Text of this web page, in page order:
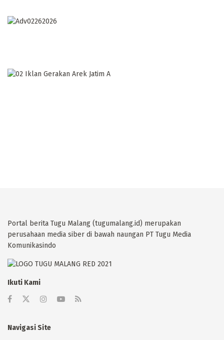
Portal berita Tugu Malang (tugumalang.id) merupakan
perusahaan media siber di bawah naungan PT Tugu Media
Komunikasindo
Ikuti Kami
Navigasi Site